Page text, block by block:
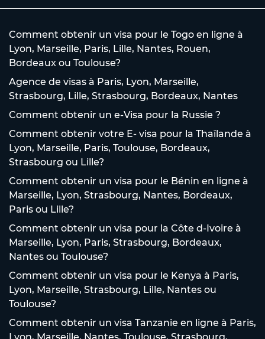
Comment obtenir un visa pour le Togo en ligne à
Lyon, Marseille, Paris, Lille, Nantes, Rouen,
Bordeaux ou Toulouse?
Agence de visas à Paris, Lyon, Marseille,
Strasbourg, Lille, Strasbourg, Bordeaux, Nantes
Comment obtenir un e-Visa pour la Russie ?
Comment obtenir votre E- visa pour la Thaïlande à
Lyon, Marseille, Paris, Toulouse, Bordeaux,
Strasbourg ou Lille?
Comment obtenir un visa pour le Bénin en ligne à
Marseille, Lyon, Strasbourg, Nantes, Bordeaux,
Paris ou Lille?
Comment obtenir un visa pour la Côte d-Ivoire à
Marseille, Lyon, Paris, Strasbourg, Bordeaux,
Nantes ou Toulouse?
Comment obtenir un visa pour le Kenya à Paris,
Lyon, Marseille, Strasbourg, Lille, Nantes ou
Toulouse?
Comment obtenir un visa Tanzanie en ligne à Paris,